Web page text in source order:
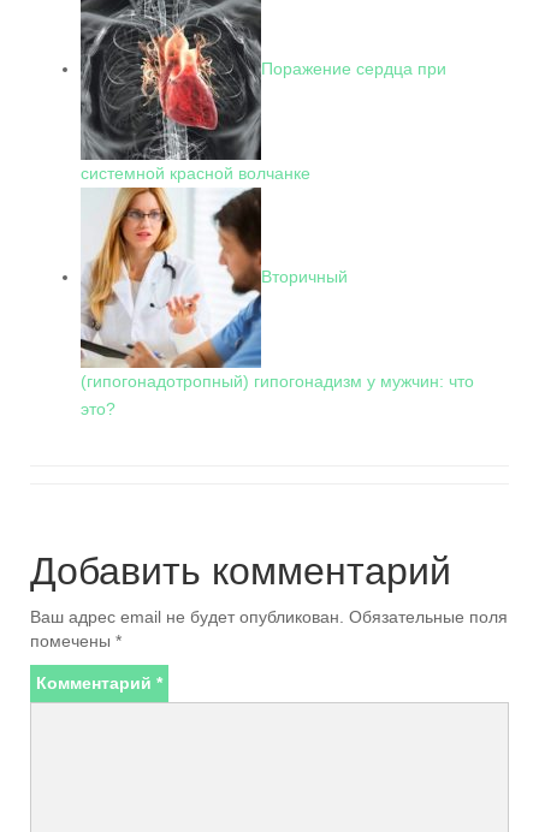
Поражение сердца при
системной красной волчанке
Вторичный
(гипогонадотропный) гипогонадизм у мужчин: что
это?
Добавить комментарий
Ваш адрес email не будет опубликован. Обязательные поля
помечены *
Комментарий *